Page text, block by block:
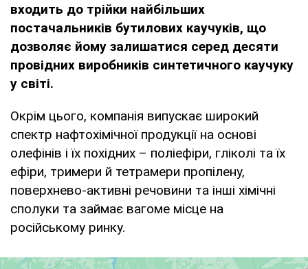
входить до трійки найбільших
постачальників бутилових каучуків, що
дозволяє йому залишатися серед десяти
провідних виробників синтетичного каучуку
у світі.
Окрім цього, компанія випускає широкий
спектр нафтохімічної продукції на основі
олефінів і їх похідних – поліефіри, гліколі та їх
ефіри, тримери й тетрамери пропілену,
поверхнево-активні речовини та інші хімічні
сполуки та займає вагоме місце на
російському ринку.